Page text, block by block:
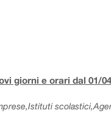
giorni e orari dal 01/